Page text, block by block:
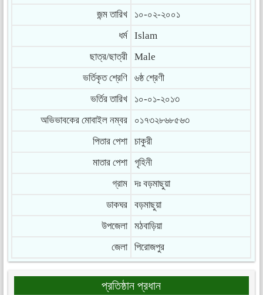
জন্ম তারিখ
১০-০২-২০০১
ধর্ম
Islam
ছাত্র/ছাত্রী
Male
ভর্তিকৃত শ্রেণি
৬ষ্ঠ শ্রেণী
ভর্তির তারিখ
১০-০১-২০১৩
অভিভাবকের মোবাইল নম্বর
০১৭৩২৮৬৮৫৬৩
পিতার পেশা
চাকুরী
মাতার পেশা
গৃহিনী
গ্রাম
দঃ বড়মাছুয়া
ডাকঘর
বড়মাছুয়া
উপজেলা
মঠবাড়িয়া
জেলা
পিরোজপুর
প্রতিষ্ঠান প্রধান